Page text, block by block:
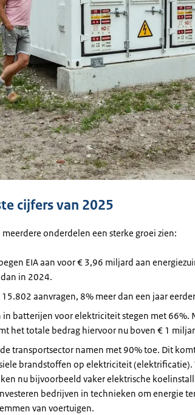
cijfers van 2025
onderdelen een sterke groei zien:
EIA aan voor € 3,96 miljard aan
in 2024.
aanvragen, 8% meer dan een jaar
in batterijen voor elektriciteit stegen met 66%.
het totale bedrag hiervoor nu boven € 1
transportsector namen met 90% toe. Dit
brandstoffen op elektriciteit (elektrificatie).
nu bijvoorbeeld vaker elektrische
bedrijven in technieken om energie
van voertuigen.